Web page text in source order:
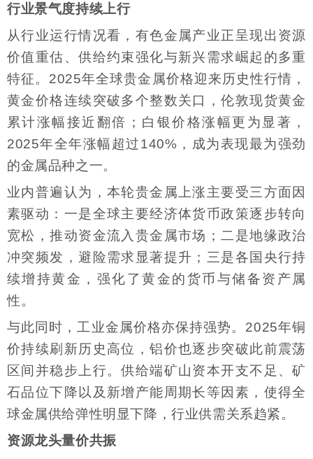
行业景气度持续上行
从行业运行情况看，有色金属产业正呈现出资源
价值重估、供给约束强化与新兴需求崛起的多重
特征。2025年全球贵金属价格迎来历史性行情，
黄金价格连续突破多个整数关口，伦敦现货黄金
累计涨幅接近翻倍；白银价格涨幅更为显著，
2025年全年涨幅超过140%，成为表现最为强劲
的金属品种之一。
业内普遍认为，本轮贵金属上涨主要受三方面因
素驱动：一是全球主要经济体货币政策逐步转向
宽松，推动资金流入贵金属市场；二是地缘政治
冲突频发，避险需求显著提升；三是各国央行持
续增持黄金，强化了黄金的货币与储备资产属
性。
与此同时，工业金属价格亦保持强势。2025年铜
价持续刷新历史高位，铝价也逐步突破此前震荡
区间并稳步上行。供给端矿山资本开支不足、矿
石品位下降以及新增产能周期长等因素，使得全
球金属供给弹性明显下降，行业供需关系趋紧。
资源龙头量价共振